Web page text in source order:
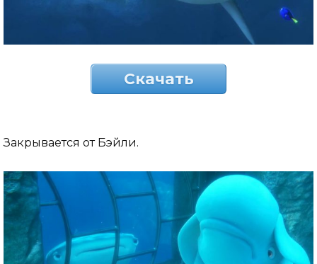
Скачать
Закрывается от Бэйли.